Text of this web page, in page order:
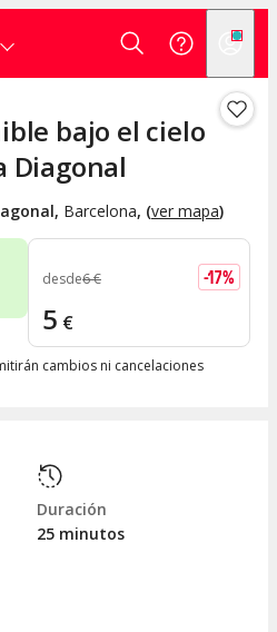
bajo el cielo
Diagonal
, Barcelona, (ver mapa)
desde6€ -17%
5 €
cambios ni cancelaciones
Duración
25 minutos